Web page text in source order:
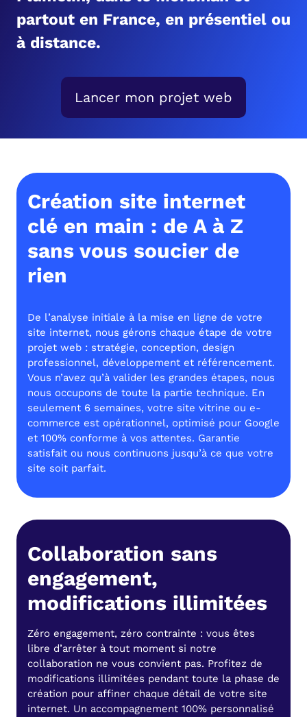
partout en France, en présentiel ou
à distance.
Lancer mon projet web
Création site internet
clé en main : de A à Z
sans vous soucier de
rien
De l’analyse initiale à la mise en ligne de votre
site internet, nous gérons chaque étape de votre
projet web : stratégie, conception, design
professionnel, développement et référencement.
Vous n’avez qu’à valider les grandes étapes, nous
nous occupons de toute la partie technique. En
seulement 6 semaines, votre site vitrine ou e-
commerce est opérationnel, optimisé pour Google
et 100% conforme à vos attentes. Garantie
satisfait ou nous continuons jusqu’à ce que votre
site soit parfait.
Collaboration sans
engagement,
modifications illimitées
Zéro engagement, zéro contrainte : vous êtes
libre d’arrêter à tout moment si notre
collaboration ne vous convient pas. Profitez de
modifications illimitées pendant toute la phase de
création pour affiner chaque détail de votre site
internet. Un accompagnement 100% personnalisé